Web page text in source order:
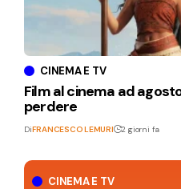
CINEMA E TV
CINEMA E TV
Film al cinema ad
perdere
DiFRANCESCO LEMURI 2 giorni fa